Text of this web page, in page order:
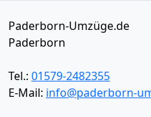
Paderborn-Umzüge.de
Paderborn
Tel.: 01579-2482355
E-Mail: info@paderborn-